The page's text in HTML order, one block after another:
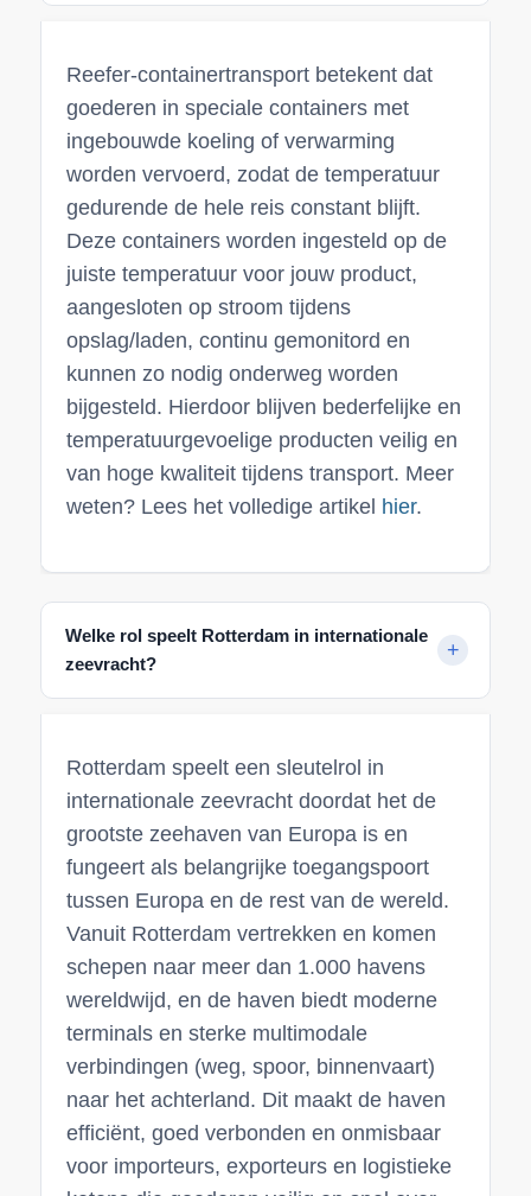
Reefer-containertransport betekent dat
goederen in speciale containers met
ingebouwde koeling of verwarming
worden vervoerd, zodat de temperatuur
gedurende de hele reis constant blijft.
Deze containers worden ingesteld op de
juiste temperatuur voor jouw product,
aangesloten op stroom tijdens
opslag/laden, continu gemonitord en
kunnen zo nodig onderweg worden
bijgesteld. Hierdoor blijven bederfelijke en
temperatuurgevoelige producten veilig en
van hoge kwaliteit tijdens transport. Meer
weten? Lees het volledige artikel hier.
Welke rol speelt Rotterdam in internationale
zeevracht?
Rotterdam speelt een sleutelrol in
internationale zeevracht doordat het de
grootste zeehaven van Europa is en
fungeert als belangrijke toegangspoort
tussen Europa en de rest van de wereld.
Vanuit Rotterdam vertrekken en komen
schepen naar meer dan 1.000 havens
wereldwijd, en de haven biedt moderne
terminals en sterke multimodale
verbindingen (weg, spoor, binnenvaart)
naar het achterland. Dit maakt de haven
efficiënt, goed verbonden en onmisbaar
voor importeurs, exporteurs en logistieke